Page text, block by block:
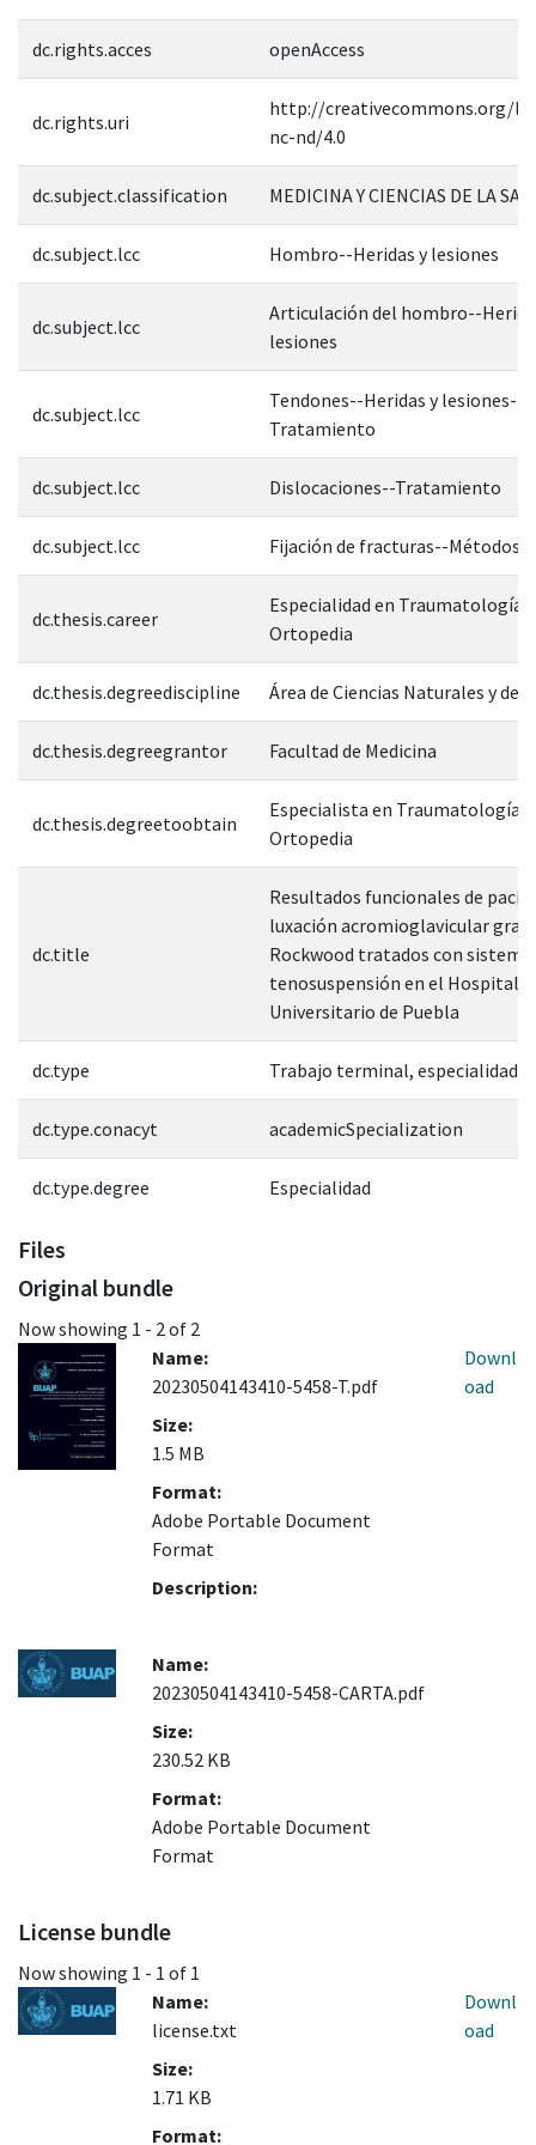
dc.rights.acces openAccess
dc.rights.uri
http://creativecommons.org/
nc-nd/4.0
dc.subject.classification MEDICINA Y CIENCIAS DE LA
dc.subject.lcc Hombro--Heridas y lesiones
dc.subject.lcc
Articulación del hombro--
lesiones
dc.subject.lcc
Tendones--Heridas y lesiones--
Tratamiento
dc.subject.lcc Dislocaciones--Tratamiento
dc.subject.lcc Fijación de fracturas--Métodos
dc.thesis.career
Especialidad en Traumatología y
Ortopedia
dc.thesis.degreediscipline Área de Ciencias Naturales y de
dc.thesis.degreegrantor Facultad de Medicina
dc.thesis.degreetoobtain
Especialista en Traumatología y
Ortopedia
dc.title
Resultados funcionales de
luxación acromioglavicular
Rockwood tratados con sistema
tenosuspensión en el Hospital
Universitario de Puebla
dc.type Trabajo terminal, especialidad
dc.type.conacyt academicSpecialization
dc.type.degree Especialidad
Files
Original bundle
Now showing 1 - 2 of 2
Name:
20230504143410-5458-T.pdf
Size:
1.5 MB
Format:
Adobe Portable Document
Format
Description:
Downl
oad
Name:
20230504143410-5458-CARTA.pdf
Size:
230.52 KB
Format:
Adobe Portable Document
Format
License bundle
Now showing 1 - 1 of 1
Name:
license.txt
Size:
1.71 KB
Format:
Downl
oad